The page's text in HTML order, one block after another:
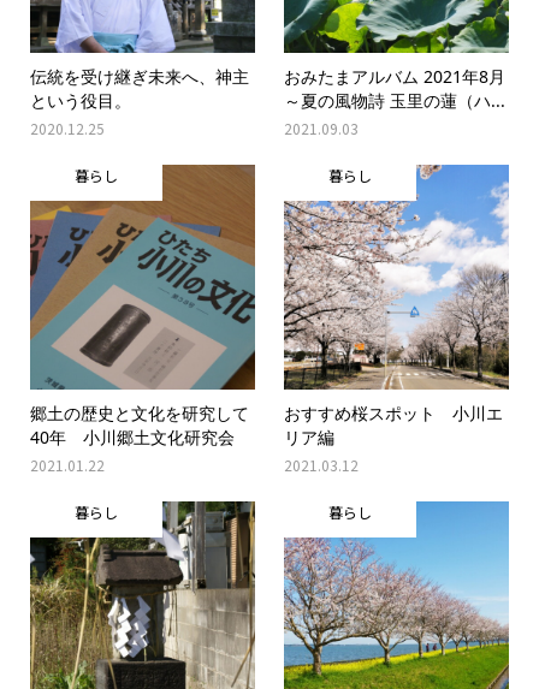
伝統を受け継ぎ未来へ、神主
という役目。
2020.12.25
おみたまアルバム 2021年8月
～夏の風物詩 玉里の蓮（ハ...
2021.09.03
暮らし
郷土の歴史と文化を研究して
40年 小川郷土文化研究会
2021.01.22
暮らし
おすすめ桜スポット 小川エ
リア編
2021.03.12
暮らし 暮らし